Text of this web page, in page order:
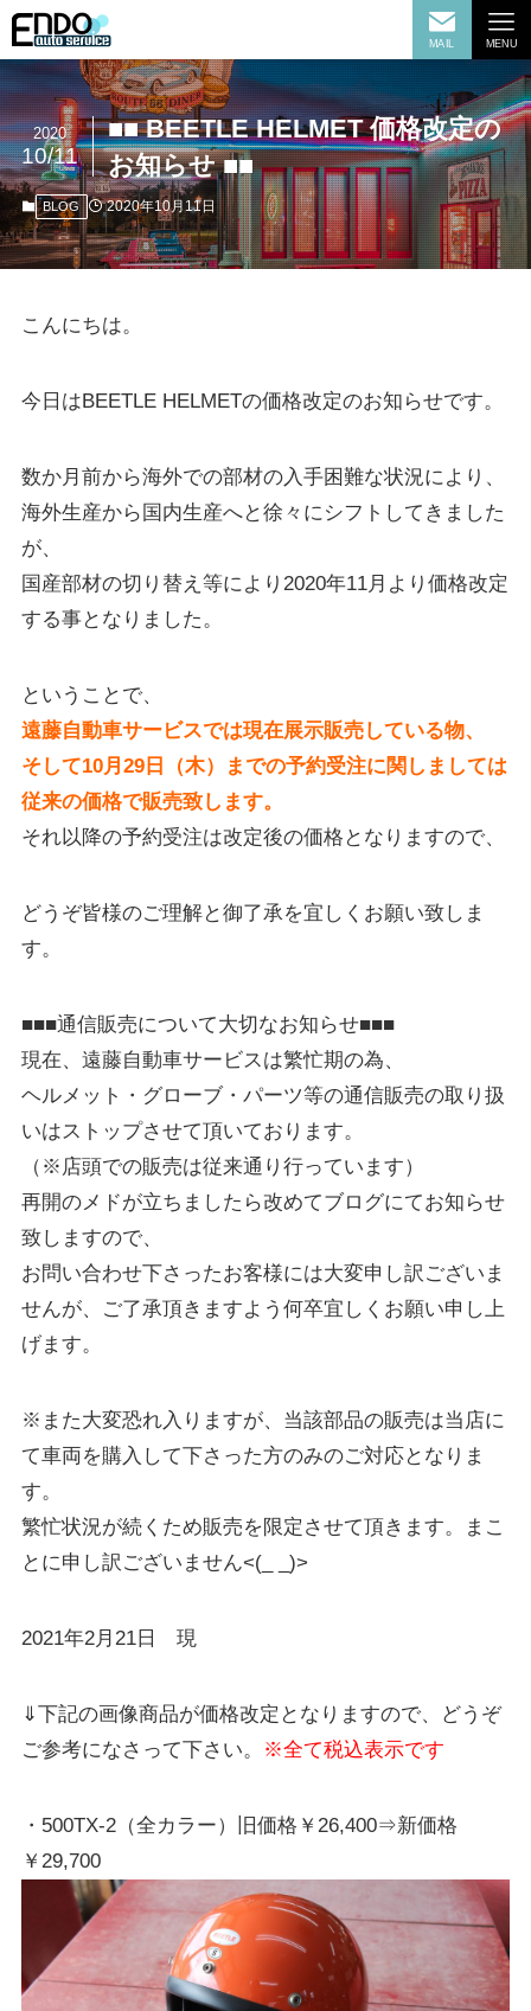
MAIL MENU
■■ BEETLE HELMET 価格改定の
お知らせ ■■
2020
10/11
BLOG 2020年10月11日
こんにちは。
今日はBEETLE HELMETの価格改定のお知らせです。
数か月前から海外での部材の入手困難な状況により、
海外生産から国内生産へと徐々にシフトしてきました
が、
国産部材の切り替え等により2020年11月より価格改定
する事となりました。
ということで、
遠藤自動車サービスでは現在展示販売している物、
そして10月29日（木）までの予約受注に関しましては
従来の価格で販売致します。
それ以降の予約受注は改定後の価格となりますので、
どうぞ皆様のご理解と御了承を宜しくお願い致しま
す。
■■■通信販売について大切なお知らせ■■■
現在、遠藤自動車サービスは繁忙期の為、
ヘルメット・グローブ・パーツ等の通信販売の取り扱
いはストップさせて頂いております。
（※店頭での販売は従来通り行っています）
再開のメドが立ちましたら改めてブログにてお知らせ
致しますので、
お問い合わせ下さったお客様には大変申し訳ございま
せんが、ご了承頂きますよう何卒宜しくお願い申し上
げます。
※また大変恐れ入りますが、当該部品の販売は当店に
て車両を購入して下さった方のみのご対応となりま
す。
繁忙状況が続くため販売を限定させて頂きます。まこ
とに申し訳ございません<(_ _)>
2021年2月21日 現
⇓下記の画像商品が価格改定となりますので、どうぞ
ご参考になさって下さい。
※全て税込表示です
・500TX-2（全カラー）旧価格￥26,400⇒新価格
￥29,700